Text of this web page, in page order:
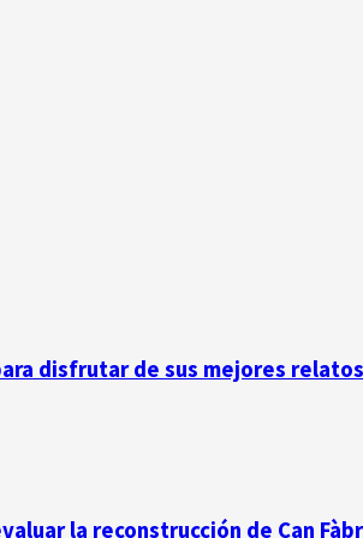
disfrutar de sus mejores relatos
la reconstrucción de Can